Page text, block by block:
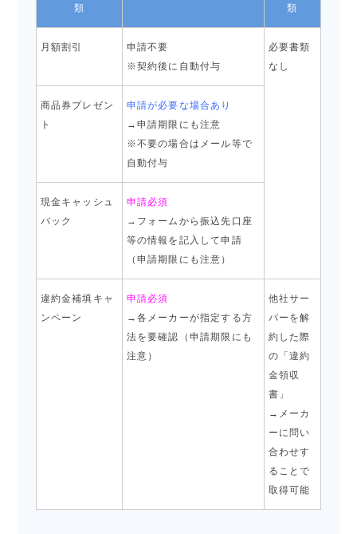
類
類
月額割引
申請不要
※契約後に自動付与
必要書類
なし
商品券プレゼン
ト
申請が必要な場合あり
→申請期限にも注意
※不要の場合はメール等で
自動付与
現金キャッシュ
バック
申請必須
→フォームから振込先口座
等の情報を記入して申請
（申請期限にも注意）
違約金補填キャ
ンペーン
申請必須
→各メーカーが指定する方
法を要確認（申請期限にも
注意）
他社サー
バーを解
約した際
の「違約
金領収
書」
→メーカ
ーに問い
合わせす
ることで
取得可能